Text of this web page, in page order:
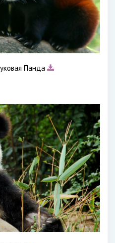
Панда